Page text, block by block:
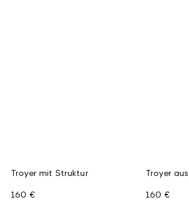
Troyer mit Struktur
160 €
Troyer
160 €